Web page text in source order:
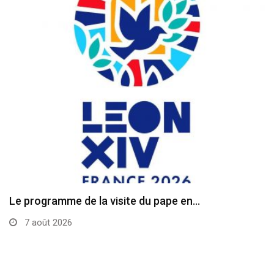
Le programme de la visite du pape en…
7 août 2026